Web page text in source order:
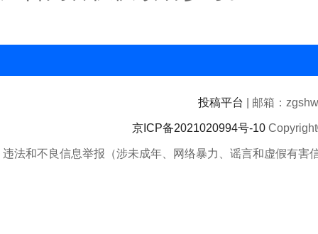
投稿平台 | 邮箱：
京ICP备2021020994号-10
违法和不良信息举报（涉未成年、网络暴力、谣言和虚假有